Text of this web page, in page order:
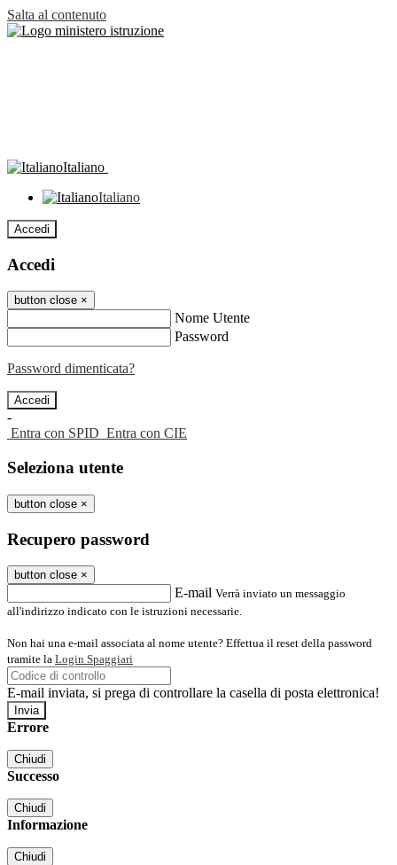
Salta al contenuto
Italiano
Italiano
Accedi
Accedi
button close ×
Nome Utente
Password
Password dimenticata?
-
Entra con SPID Entra con CIE
Seleziona utente
button close ×
Recupero password
button close ×
E-mail Verrà inviato un messaggio
all'indirizzo indicato con le istruzioni necessarie.
Non hai una e-mail associata al nome utente? Effettua il reset della password
tramite la Login Spaggiari
E-mail inviata, si prega di controllare la casella di posta elettronica!
Errore
Chiudi
Successo
Chiudi
Informazione
Chiudi